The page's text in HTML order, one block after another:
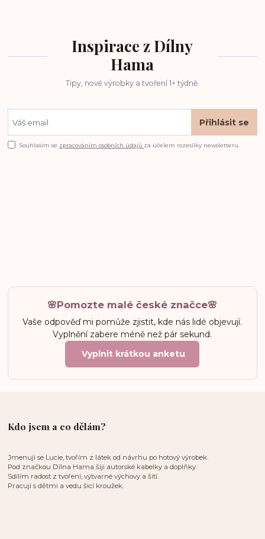
Inspirace z Dílny
Hama
Tipy, nové výrobky a tvoření 1× týdně.
Přihlásit se
Souhlasím se zpracováním osobních údajů za účelem rozesílky newsletteru.
🌸Pomozte malé české značce🌸
Vaše odpověď mi pomůže zjistit, kde nás lidé objevují.
Vyplnění zabere méně než pár sekund.
Vyplnit krátkou anketu
Kdo jsem a co dělám?
Jmenuji se Lucie, tvořím z látek od návrhu po hotový výrobek.
Pod značkou Dílna Hama šiji autorské kabelky a doplňky.
Sdílím radost z tvoření, výtvarné výchovy a šití.
Pracuji s dětmi a vedu šicí kroužek.